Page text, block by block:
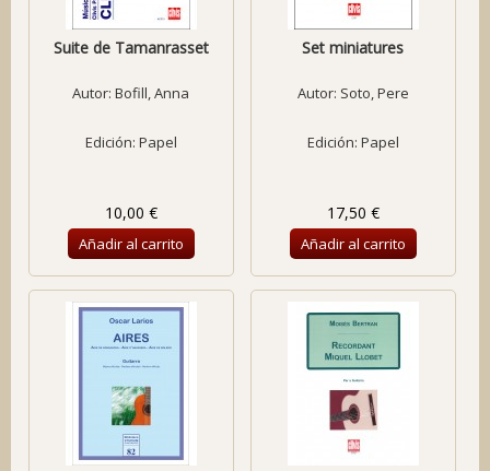
Suite de Tamanrasset
Autor:Bofill, Anna
Edición: Papel
10,00 €
Añadir al carrito
Set miniatures
Autor: Soto, Pere
Edición: Papel
17,50 €
Añadir al carrito